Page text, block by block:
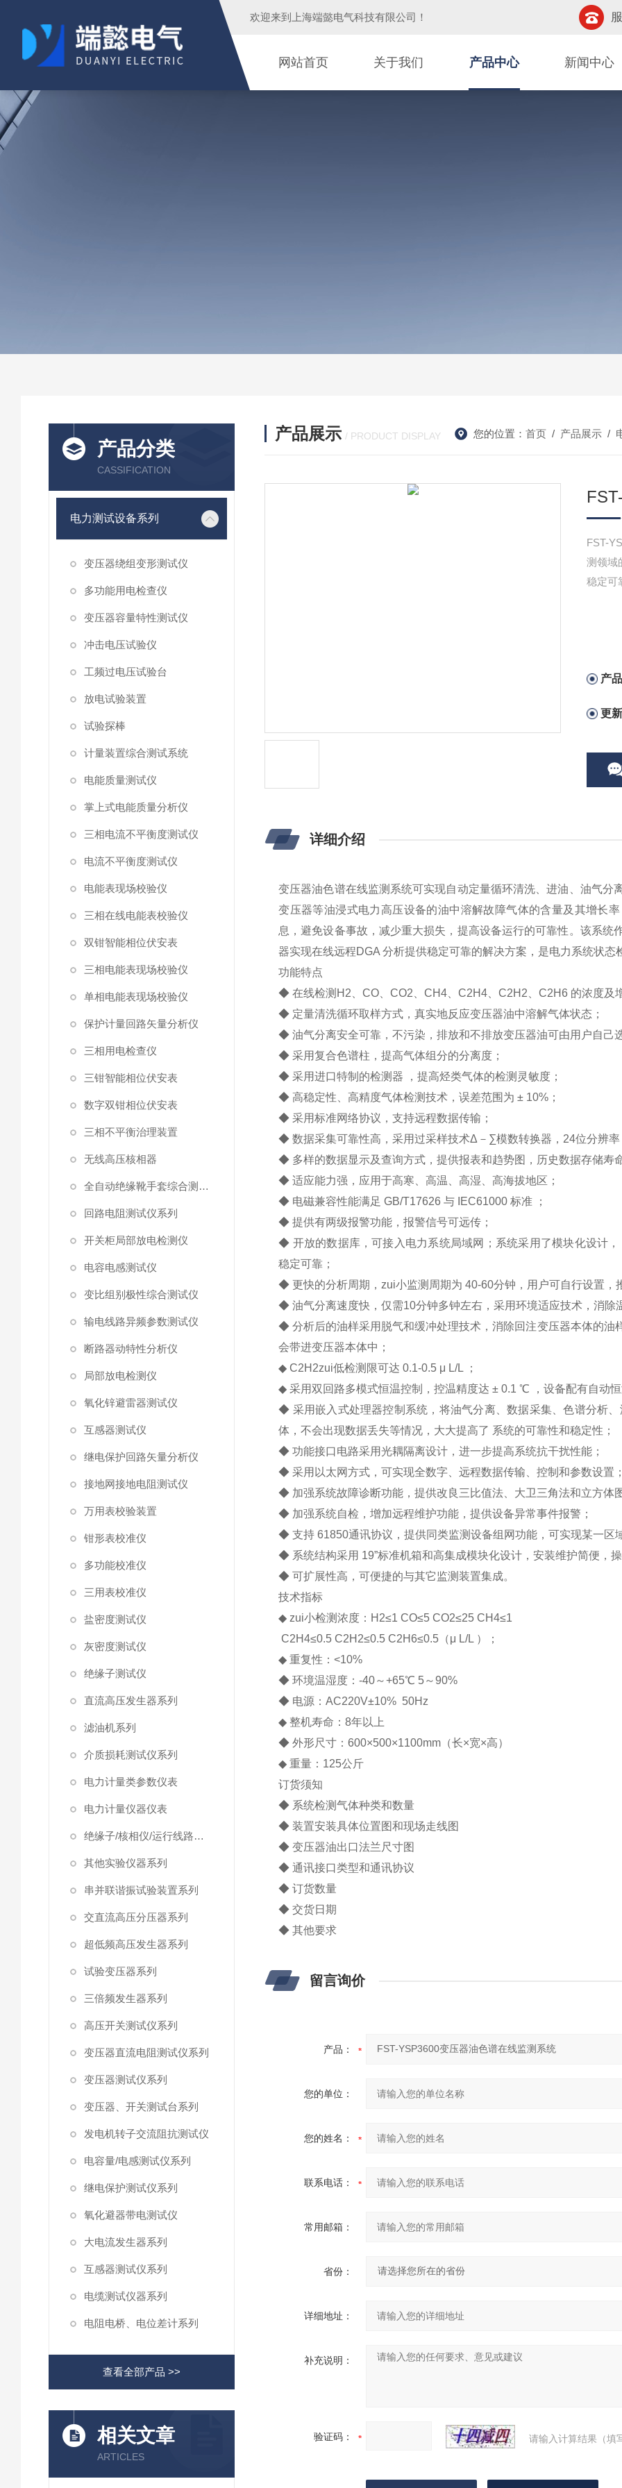
欢迎来到 上海端懿电气科技有限公司 ！
网站首页 关于我们 产品中心 新闻中心
产品分类
CASSIFICATION
电力测试设备系列
变压器绕组变形测试仪
多功能用电检查仪
变压器容量特性测试仪
冲击电压试验仪
工频过电压试验台
放电试验装置
试验探棒
计量装置综合测试系统
电能质量测试仪
掌上式电能质量分析仪
三相电流不平衡度测试仪
电流不平衡度测试仪
电能表现场校验仪
三相在线电能表校验仪
双钳智能相位伏安表
三相电能表现场校验仪
单相电能表现场校验仪
保护计量回路矢量分析仪
三相用电检查仪
三钳智能相位伏安表
数字双钳相位伏安表
三相不平衡治理装置
无线高压核相器
全自动绝缘靴手套综合测试仪
回路电阻测试仪系列
开关柜局部放电检测仪
电容电感测试仪
变比组别极性综合测试仪
输电线路异频参数测试仪
断路器动特性分析仪
局部放电检测仪
氧化锌避雷器测试仪
互感器测试仪
继电保护回路矢量分析仪
接地网接地电阻测试仪
万用表校验装置
钳形表校准仪
多功能校准仪
三用表校准仪
盐密度测试仪
灰密度测试仪
绝缘子测试仪
直流高压发生器系列
滤油机系列
介质损耗测试仪系列
电力计量类参数仪表
电力计量仪器仪表
绝缘子/核相仪/运行线路试验仪器
其他实验仪器系列
串并联谐振试验装置系列
交直流高压分压器系列
超低频高压发生器系列
试验变压器系列
三倍频发生器系列
高压开关测试仪系列
变压器直流电阻测试仪系列
变压器测试仪系列
变压器、开关测试台系列
发电机转子交流阻抗测试仪
电容量/电感测试仪系列
继电保护测试仪系列
氧化避器带电测试仪
大电流发生器系列
互感器测试仪系列
电缆测试仪器系列
电阻电桥、电位差计系列
查看全部产品 >>
相关文章
ARTICLES
产品展示 / PRODUCT DISPLAY 您的位置： 首页/ 产品展示/
FST-
测领域
稳定可
产
更
详细介绍
变压器油色谱在线监测系统可实现自动定量循环清洗、进油、油气分
变压器等油浸式电力高压设备的油中溶解故障气体的含量及其增长
息，避免设备事故，减少重大损失，提高设备运行的可靠性。该系统
器实现在线远程DGA 分析提供稳定可靠的解决方案，是电力系统状态
功能特点
◆ 在线检测H2、CO、CO2、CH4、C2H4、C2H2、C2H6 的浓度及
◆ 定量清洗循环取样方式，真实地反应变压器油中溶解气体状态；
◆ 油气分离安全可靠，不污染，排放和不排放变压器油可由用户自己
◆ 采用复合色谱柱，提高气体组分的分离度；
◆ 采用进口特制的检测器 ，提高烃类气体的检测灵敏度；
◆ 高稳定性、高精度气体检测技术，误差范围为 ± 10%；
◆ 采用标准网络协议，支持远程数据传输；
◆ 数据采集可靠性高，采用过采样技术Δ－∑模数转换器，24位分辨率
◆ 多样的数据显示及查询方式，提供报表和趋势图，历史数据存储寿
◆ 适应能力强，应用于高寒、高温、高湿、高海拔地区；
◆ 电磁兼容性能满足 GB/T17626 与 IEC61000 标准 ；
◆ 提供有两级报警功能，报警信号可远传；
◆ 开放的数据库，可接入电力系统局域网；系统采用了模块化设计
稳定可靠；
◆ 更快的分析周期，zui小监测周期为 40-60分钟，用户可自行设置，
◆ 油气分离速度快，仅需10分钟多钟左右，采用环境适应技术，消除
◆ 分析后的油样采用脱气和缓冲处理技术，消除回注变压器本体的油
会带进变压器本体中；
◆ C2H2zui低检测限可达 0.1-0.5 μ L/L ；
◆ 采用双回路多模式恒温控制，控温精度达 ± 0.1 ℃ ，设备配有自动恒
◆ 采用嵌入式处理器控制系统，将油气分离、数据采集、色谱分析
体，不会出现数据丢失等情况，大大提高了 系统的可靠性和稳定性；
◆ 功能接口电路采用光耦隔离设计，进一步提高系统抗干扰性能；
◆ 采用以太网方式，可实现全数字、远程数据传输、控制和参数设置；
◆ 加强系统故障诊断功能，提供改良三比值法、大卫三角法和立方体
◆ 加强系统自检，增加远程维护功能，提供设备异常事件报警；
◆ 支持 61850通讯协议，提供同类监测设备组网功能，可实现某一区
◆ 系统结构采用 19”标准机箱和高集成模块化设计，安装维护简便，操
◆ 可扩展性高，可便捷的与其它监测装置集成。
技术指标
◆ zui小检测浓度：H2≤1 CO≤5 CO2≤25 CH4≤1
C2H4≤0.5 C2H2≤0.5 C2H6≤0.5（μ L/L ）；
◆ 重复性：<10%
◆ 环境温湿度：-40～+65℃ 5～90%
◆ 电源：AC220V±10% 50Hz
◆ 整机寿命：8年以上
◆ 外形尺寸：600×500×1100mm（长×宽×高）
◆ 重量：125公斤
订货须知
◆ 系统检测气体种类和数量
◆ 装置安装具体位置图和现场走线图
◆ 变压器油出口法兰尺寸图
◆ 通讯接口类型和通讯协议
◆ 订货数量
◆ 交货日期
◆ 其他要求
留言询价
产品：
您的单位：
您的姓名：
联系电话：
常用邮箱：
省份：
详细地址：
补充说明：
验证码： 请输入计算结果（填